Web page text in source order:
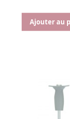
Ajouter au